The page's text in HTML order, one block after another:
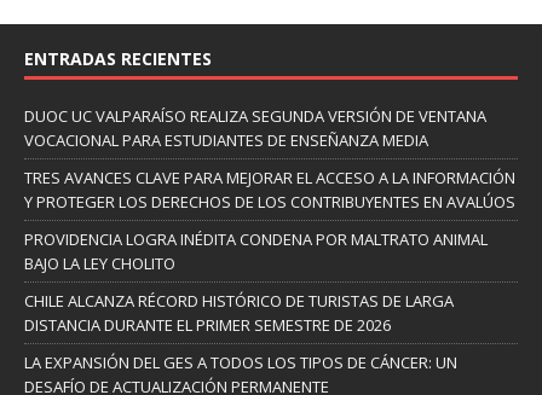
ENTRADAS RECIENTES
DUOC UC VALPARAÍSO REALIZA SEGUNDA VERSIÓN DE VENTANA
VOCACIONAL PARA ESTUDIANTES DE ENSEÑANZA MEDIA
TRES AVANCES CLAVE PARA MEJORAR EL ACCESO A LA INFORMACIÓN
Y PROTEGER LOS DERECHOS DE LOS CONTRIBUYENTES EN AVALÚOS
PROVIDENCIA LOGRA INÉDITA CONDENA POR MALTRATO ANIMAL
BAJO LA LEY CHOLITO
CHILE ALCANZA RÉCORD HISTÓRICO DE TURISTAS DE LARGA
DISTANCIA DURANTE EL PRIMER SEMESTRE DE 2026
LA EXPANSIÓN DEL GES A TODOS LOS TIPOS DE CÁNCER: UN
DESAFÍO DE ACTUALIZACIÓN PERMANENTE